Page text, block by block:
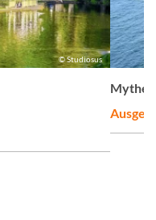
© Studiosus